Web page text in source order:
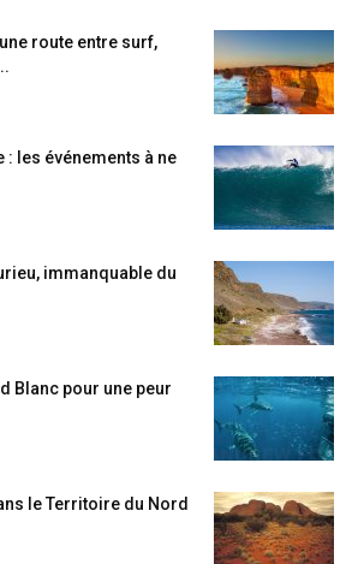
route entre surf,
les événements à ne
immanquable du
Blanc pour une peur
le Territoire du Nord